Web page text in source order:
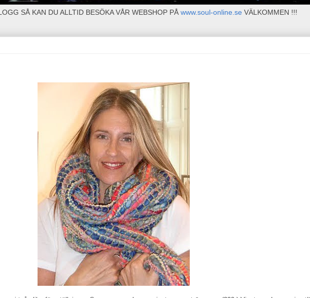
SÅ KAN DU ALLTID BESÖKA VÅR WEBSHOP PÅ www.soul-online.se VÄLKOMMEN !!!